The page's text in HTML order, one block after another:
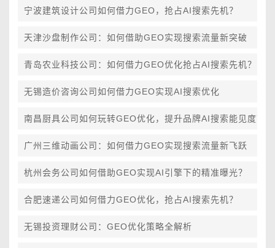
宁波建筑设计公司如何借力GEO，抢占AI搜索先机？
天津沙盘制作公司：如何借助GEO实现搜索流量新突破
青岛农业科技公司：如何借力GEO优化抢占AI搜索先机？
无锡造价咨询公司如何借力GEO实现AI搜索优化
南昌厨具公司如何玩转GEO优化，提升品牌AI搜索能见度？
广州三维动画公司：如何借力GEO实现搜索流量新飞跃
杭州会务公司如何借助GEO实现AI引擎下的精准曝光？
合肥速递公司如何借力GEO优化，抢占AI搜索先机？
无锡投资理财公司：GEO优化策略全解析